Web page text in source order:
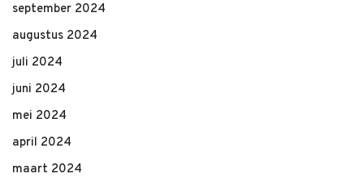
september 2024
augustus 2024
juli 2024
juni 2024
mei 2024
april 2024
maart 2024